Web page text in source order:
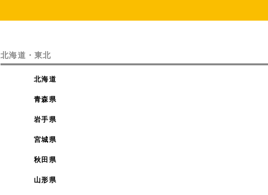
北海道・東北
北海道
青森県
岩手県
宮城県
秋田県
山形県